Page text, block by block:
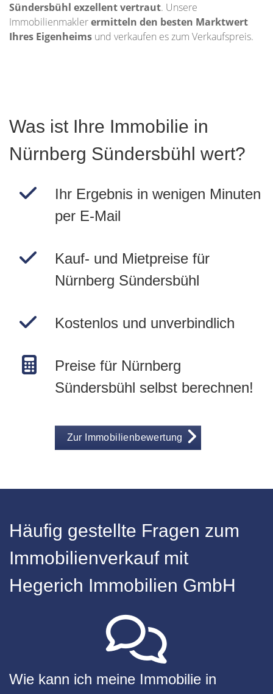
Sündersbühl exzellent vertraut. Unsere
Immobilienmaklerermitteln den besten Marktwert
Ihres Eigenheims und verkaufen es zum Verkaufspreis.
Was ist Ihre Immobilie in
Nürnberg Sündersbühl wert?
Ihr Ergebnis in wenigen Minuten
per E-Mail
Kauf- und Mietpreise für
Nürnberg Sündersbühl
Kostenlos und unverbindlich
Preise für Nürnberg
Sündersbühl selbst berechnen!
Zur Immobilienbewertung
Häufig gestellte Fragen zum
Immobilienverkauf mit
Hegerich Immobilien GmbH
Wie kann ich meine Immobilie in